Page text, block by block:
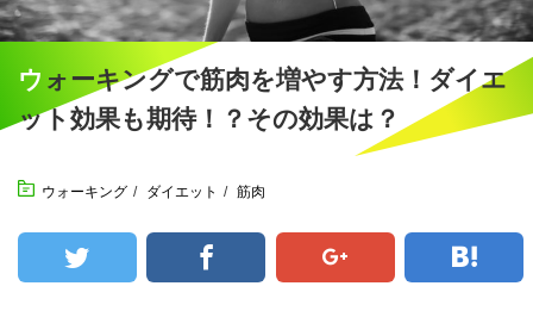
ウォーキングで筋肉を増やす方法！ダイエ
ット効果も期待！？その効果は？
ウォーキング / ダイエット / 筋肉